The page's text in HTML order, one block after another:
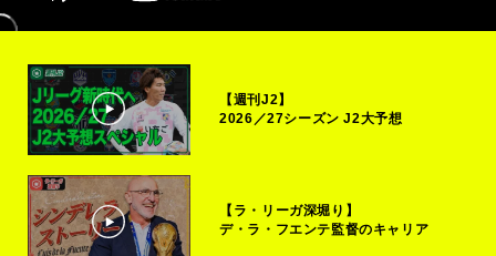
【週刊J2】
2026／27シーズン J2大予想
【ラ・リーガ深堀り】
デ・ラ・フエンテ監督のキャリア